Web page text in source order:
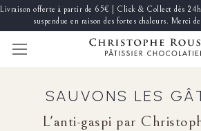
Livraison offerte à partir de 65€ | Click & Collect dès
suspendue en raison des fortes chaleurs. Merci
SAUVONS LES
L'anti-gaspi par